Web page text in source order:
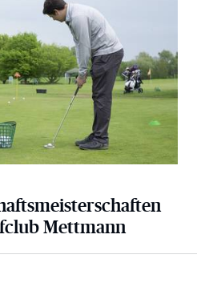
Mettmann